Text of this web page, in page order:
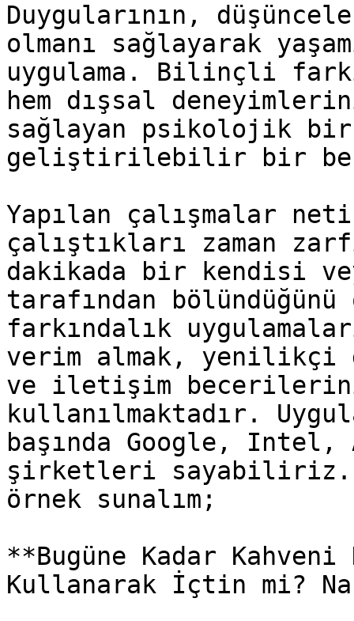
Duygularının,
olmanı sağlayarak
uygulama. Bilinçli
hem dışsal
sağlayan psikolojik
geliştirilebilir bir
Yapılan çalışmalar
çalıştıkları zaman
dakikada bir kendisi
tarafından
farkındalık
verim almak, yenilikçi
ve iletişim
kullanılmaktadır.
başında Google,
şirketleri sayabiliriz.
örnek sunalım;
**Bugüne Kadar
Kullanarak İçtin mi?